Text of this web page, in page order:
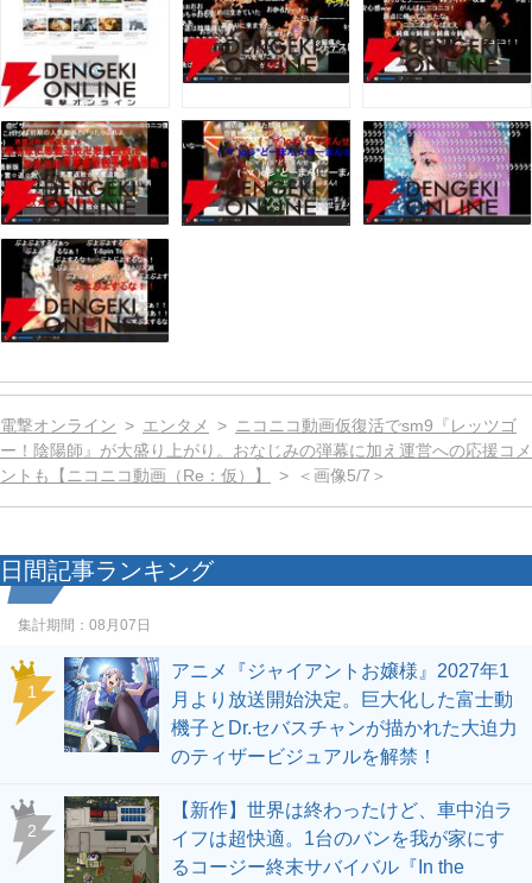
電撃オンライン エンタメ
ニコニコ動画仮復活でsm9『レッツゴ
ー！陰陽師』が大盛り上がり。おなじみの弾幕に加え運営への応援コメ
ントも【ニコニコ動画（Re：仮）】
＜画像5/7＞
日間記事ランキング
集計期間： 08月07日
1
アニメ『ジャイアントお嬢様』2027年1
月より放送開始決定。巨大化した富士動
機子とDr.セバスチャンが描かれた大迫力
のティザービジュアルを解禁！
2
【新作】世界は終わったけど、車中泊ラ
イフは超快適。1台のバンを我が家にす
るコージー終末サバイバル『In the